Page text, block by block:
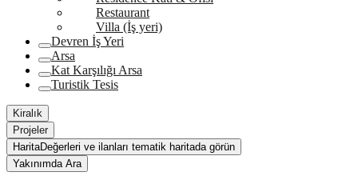
Restaurant
Villa (İş yeri)
Devren İş Yeri
Arsa
Kat Karşılığı Arsa
Turistik Tesis
Kiralık
Projeler
HaritaDeğerleri ve ilanları tematik haritada görün
Yakınımda Ara